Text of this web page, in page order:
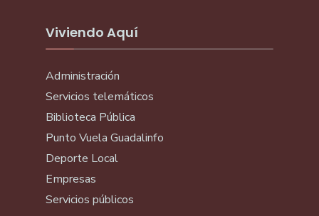
Viviendo Aquí
Administración
Servicios telemáticos
Biblioteca Pública
Punto Vuela Guadalinfo
Deporte Local
Empresas
Servicios públicos